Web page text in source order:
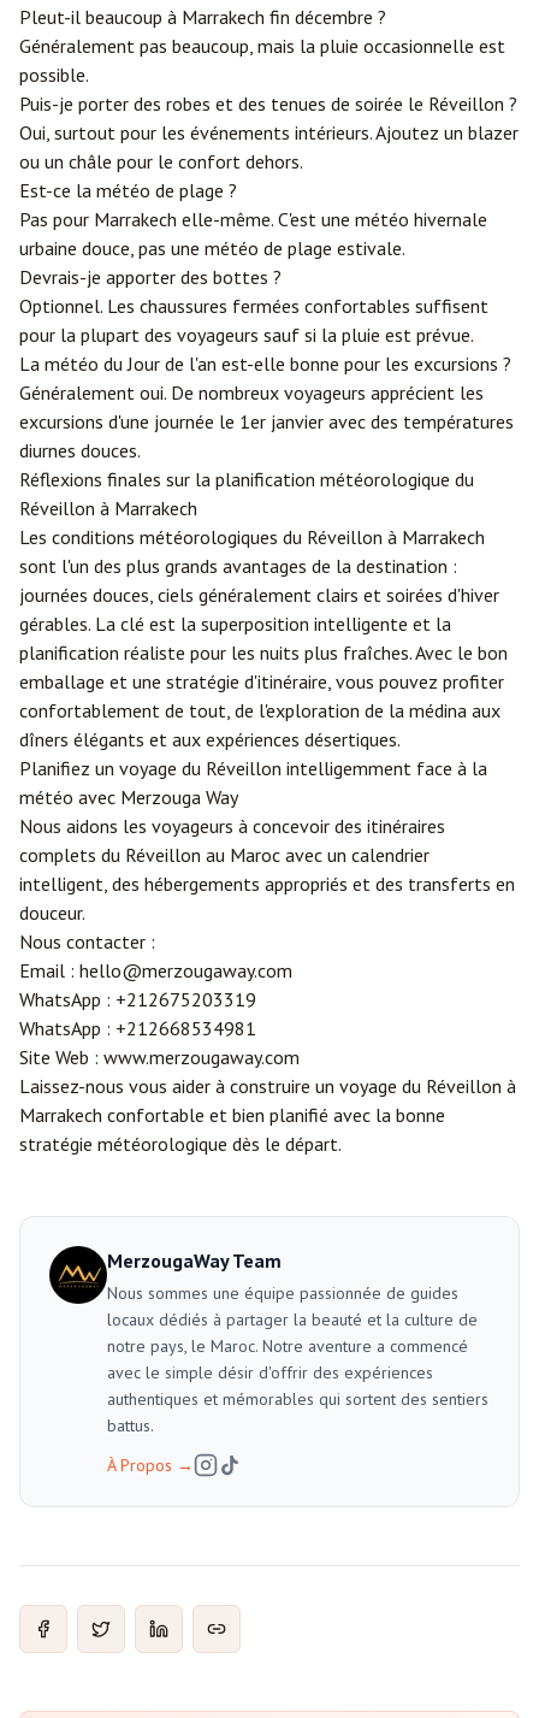
Pleut-il beaucoup à Marrakech fin décembre ?
Généralement pas beaucoup, mais la pluie occasionnelle est
possible.
Puis-je porter des robes et des tenues de soirée le Réveillon ?
Oui, surtout pour les événements intérieurs. Ajoutez un blazer
ou un châle pour le confort dehors.
Est-ce la météo de plage ?
Pas pour Marrakech elle-même. C'est une météo hivernale
urbaine douce, pas une météo de plage estivale.
Devrais-je apporter des bottes ?
Optionnel. Les chaussures fermées confortables suffisent
pour la plupart des voyageurs sauf si la pluie est prévue.
La météo du Jour de l'an est-elle bonne pour les excursions ?
Généralement oui. De nombreux voyageurs apprécient les
excursions d'une journée le 1er janvier avec des températures
diurnes douces.
Réflexions finales sur la planification météorologique du
Réveillon à Marrakech
Les conditions météorologiques du Réveillon à Marrakech
sont l'un des plus grands avantages de la destination :
journées douces, ciels généralement clairs et soirées d'hiver
gérables. La clé est la superposition intelligente et la
planification réaliste pour les nuits plus fraîches. Avec le bon
emballage et une stratégie d'itinéraire, vous pouvez profiter
confortablement de tout, de l'exploration de la médina aux
dîners élégants et aux expériences désertiques.
Planifiez un voyage du Réveillon intelligemment face à la
météo avec Merzouga Way
Nous aidons les voyageurs à concevoir des itinéraires
complets du Réveillon au Maroc avec un calendrier
intelligent, des hébergements appropriés et des transferts en
douceur.
Nous contacter :
Email : hello@merzougaway.com
WhatsApp : +212675203319
WhatsApp : +212668534981
Site Web : www.merzougaway.com
Laissez-nous vous aider à construire un voyage du Réveillon à
Marrakech confortable et bien planifié avec la bonne
stratégie météorologique dès le départ.
MerzougaWay Team
Nous sommes une équipe passionnée de guides
locaux dédiés à partager la beauté et la culture de
notre pays, le Maroc. Notre aventure a commencé
avec le simple désir d'offrir des expériences
authentiques et mémorables qui sortent des sentiers
battus.
À Propos →